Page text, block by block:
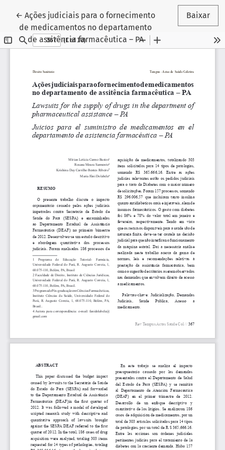
←Voltar aos Detalhes do Artigo
Ações judiciais para o fornecimento
de medicamentos no departamento
de assitência farmacêutica – PA
Baixar